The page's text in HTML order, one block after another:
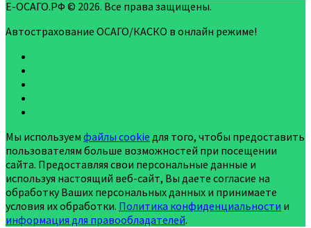
Е-ОСАГО.РФ © 2026. Все права защищены.
Автострахование ОСАГО/КАСКО в онлайн режиме!
Мы используем файлы cookie для того, чтобы предоставить
пользователям больше возможностей при посещении
сайта. Предоставляя свои персональные данные и
используя настоящий веб-сайт, Вы даете согласие на
обработку Ваших персональных данных и принимаете
условия их обработки. Политика конфиденциальности и
информация для правообладателей.